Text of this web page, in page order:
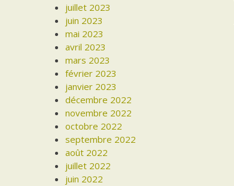
juillet 2023
juin 2023
mai 2023
avril 2023
mars 2023
février 2023
janvier 2023
décembre 2022
novembre 2022
octobre 2022
septembre 2022
août 2022
juillet 2022
juin 2022